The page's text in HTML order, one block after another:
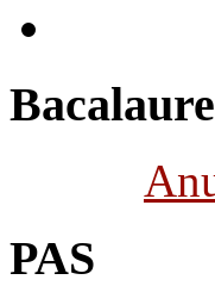
PAS